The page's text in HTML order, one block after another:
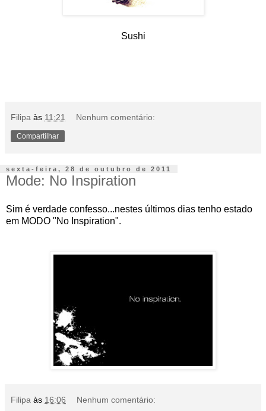
Sushi
Filipa às 11:21 Nenhum comentário:
Compartilhar
sexta-feira, 28 de outubro de 2011
Mode: No Inspiration
Sim é verdade confesso...nestes últimos dias tenho estado
em MODO "No Inspiration".
Filipa às 16:06 Nenhum comentário: